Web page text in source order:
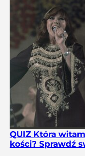
QUIZ Która
kości? Sprawdź